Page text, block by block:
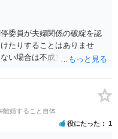
委員が夫婦関係の破綻を認
たりすることはありませ
い場合は不成立になり」、
るなら、夫が離婚に前向き
ほかありません（極端な話
もよい」として提示された
いかもしれません）。た
透かされてしまうと、逆に
#離婚すること自体
役にたった 1